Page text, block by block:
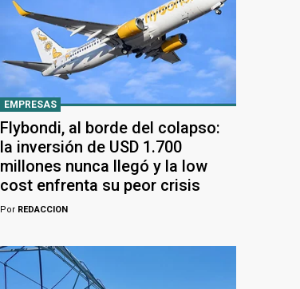
EMPRESAS
Flybondi, al borde del colapso:
la inversión de USD 1.700
millones nunca llegó y la low
cost enfrenta su peor crisis
Por REDACCION